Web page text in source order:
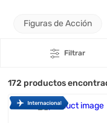
Figuras de Acción
Filtrar
172 productos